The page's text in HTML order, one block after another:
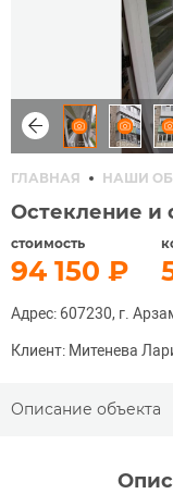
ГЛАВНАЯ НАШИ
Остекление и
стоимость
94 150
Адрес: 607230, г.
Клиент: Митенева
Описание объекта